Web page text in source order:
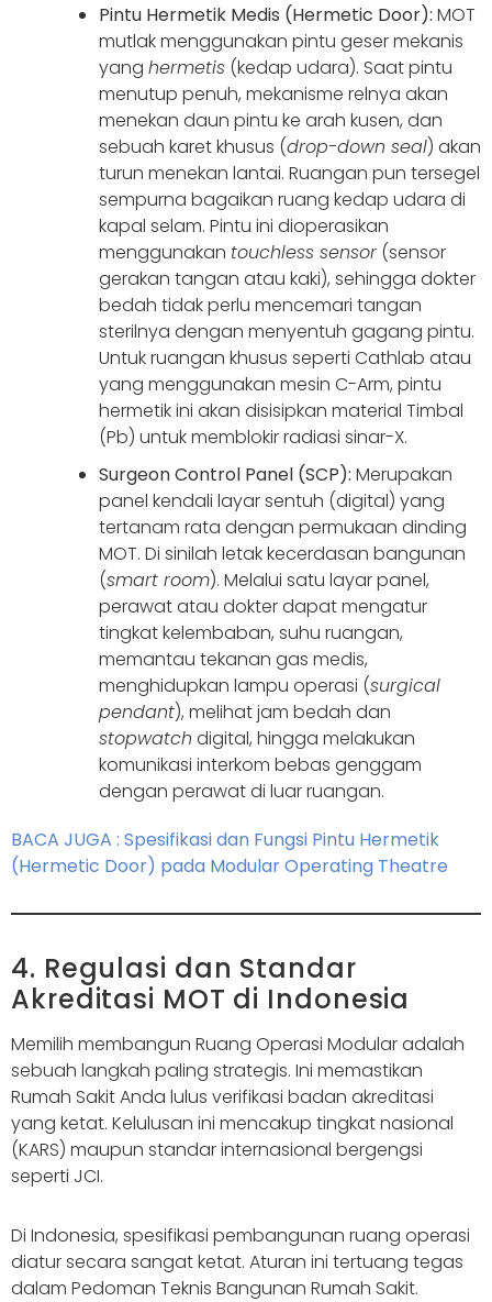
Pintu Hermetik Medis (Hermetic Door): MOT
mutlak menggunakan pintu geser mekanis
yang hermetis (kedap udara). Saat pintu
menutup penuh, mekanisme relnya akan
menekan daun pintu ke arah kusen, dan
sebuah karet khusus (drop-down seal) akan
turun menekan lantai. Ruangan pun tersegel
sempurna bagaikan ruang kedap udara di
kapal selam. Pintu ini dioperasikan
menggunakan touchless sensor (sensor
gerakan tangan atau kaki), sehingga dokter
bedah tidak perlu mencemari tangan
sterilnya dengan menyentuh gagang pintu.
Untuk ruangan khusus seperti Cathlab atau
yang menggunakan mesin C-Arm, pintu
hermetik ini akan disisipkan material Timbal
(Pb) untuk memblokir radiasi sinar-X.
Surgeon Control Panel (SCP): Merupakan
panel kendali layar sentuh (digital) yang
tertanam rata dengan permukaan dinding
MOT. Di sinilah letak kecerdasan bangunan
(smart room). Melalui satu layar panel,
perawat atau dokter dapat mengatur
tingkat kelembaban, suhu ruangan,
memantau tekanan gas medis,
menghidupkan lampu operasi (surgical
pendant), melihat jam bedah dan
stopwatch digital, hingga melakukan
komunikasi interkom bebas genggam
dengan perawat di luar ruangan.
BACA JUGA : Spesifikasi dan Fungsi Pintu Hermetik
(Hermetic Door) pada Modular Operating Theatre
4. Regulasi dan Standar
Akreditasi MOT di Indonesia
Memilih membangun Ruang Operasi Modular adalah
sebuah langkah paling strategis. Ini memastikan
Rumah Sakit Anda lulus verifikasi badan akreditasi
yang ketat. Kelulusan ini mencakup tingkat nasional
(KARS) maupun standar internasional bergengsi
seperti JCI.
Di Indonesia, spesifikasi pembangunan ruang operasi
diatur secara sangat ketat. Aturan ini tertuang tegas
dalam Pedoman Teknis Bangunan Rumah Sakit.